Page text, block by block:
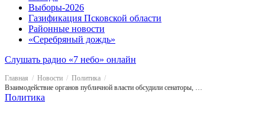
Выборы-2026
Газификация Псковской области
Районные новости
«Серебряный дождь»
Слушать радио «7 небо» онлайн
Главная Новости
Политика
Взаимодействие органов публичной власти обсудили сенаторы, региональные депутаты и эксперты
Политика